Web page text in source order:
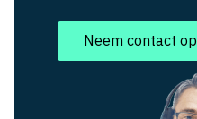
Neem contact op